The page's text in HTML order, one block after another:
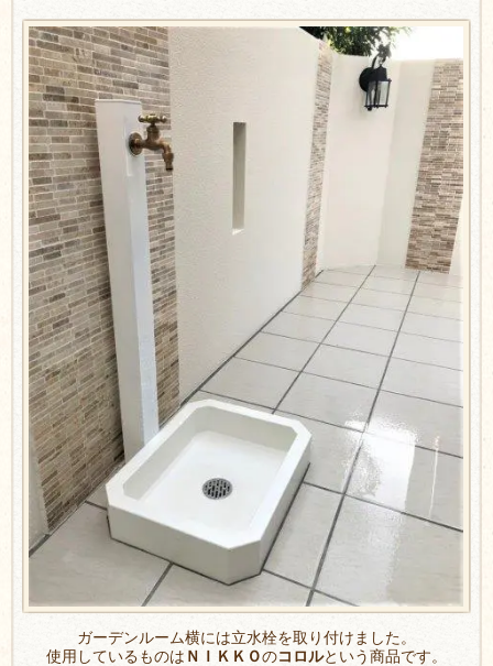
ガーデンルーム横には立水栓を取り付けました。
使用しているものは ＮＩＫＫＯのコロルという商品です。